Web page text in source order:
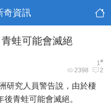
奇資訊
蛙可能會滅絕
1#
2398 2
研究人員警告說，由於棲
青蛙可能會滅絕。